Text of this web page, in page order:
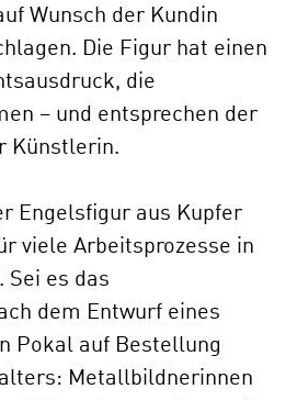
Wunsch der Kundin
Die Figur hat einen
die
– und entsprechen der
Künstlerin.
Engelsfigur aus Kupfer
viele Arbeitsprozesse in
es das
dem Entwurf eines
Pokal auf Bestellung
Metallbildnerinnen